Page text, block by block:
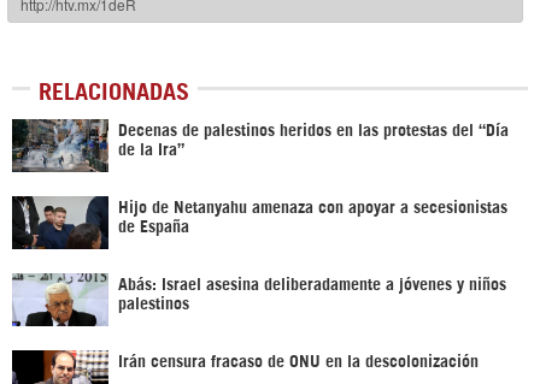
RELACIONADAS
Decenas de palestinos heridos en las protestas del “Día
de la Ira”
Hijo de Netanyahu amenaza con apoyar a secesionistas
de España
Abás: Israel asesina deliberadamente a jóvenes y niños
palestinos
Irán censura fracaso de ONU en la descolonización